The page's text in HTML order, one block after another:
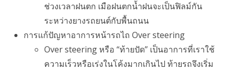
ช่วงเวลาฝนตก เมือฝนตกน้ำฝนจะเป็นฟิลม์กัน
ระหว่างยางรถยนต์กับพื้นถนน
การแก้ปัญหาอาการหน้ารถไถ Over steering
Over steering หรือ “ท้ายปัด” เป็นอาการที่เราใช้
ความเร็วหรือเร่งในโค้งมากเกินไป ท้ายรถจึงเริ่ม